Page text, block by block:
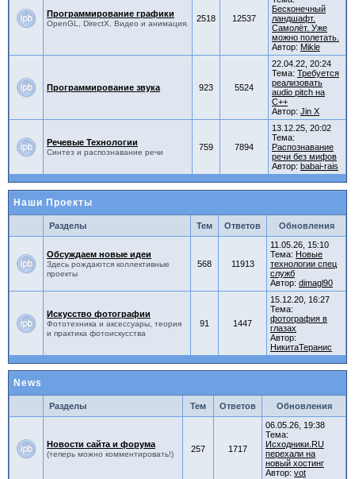
Программирование графики
OpenGL, DirectX. Видео и анимация.
2518 12537
Бесконечный
ландшафт.
Самолёт. Уже
можно полетать.
Автор: Mikle
Программирование звука 923 5524
22.04.22, 20:24
Тема: Требуется
реализовать
audio pitch на
С++
Автор: Jin X
Речевые Технологии
Синтез и распознавание речи
759 7894
13.12.25, 20:02
Тема:
Распознавание
речи без мифов
Автор: babai-rais
Наши Проекты
Разделы Тем Ответов Обновления
Обсуждаем новые идеи
Здесь рождаются коллективные
проекты
568 11913
11.05.26, 15:10
Тема: Новые
технологии спец
служб
Автор: dimagl90
Искусство фотографии
Фототехника и аксессуары, теория
и практика фотоискусства
91 1447
15.12.20, 16:27
Тема:
фотография в
глазах
Автор:
НикитаТеранис
News
Разделы Тем Ответов Обновления
Новости сайта и форума
(теперь можно комментировать!)
257 1717
06.05.26, 19:38
Тема:
Исходники.RU
перехали на
новый хостинг
Автор: vot